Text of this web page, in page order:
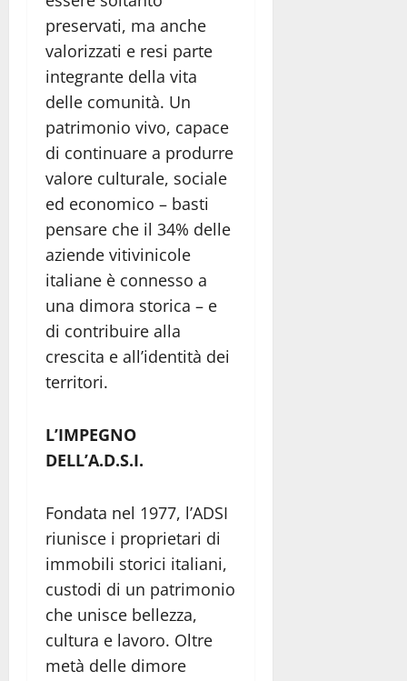
preservati, ma anche
valorizzati e resi parte
integrante della vita
delle comunità. Un
patrimonio vivo, capace
di continuare a produrre
valore culturale, sociale
ed economico – basti
pensare che il 34% delle
aziende vitivinicole
italiane è connesso a
una dimora storica – e
di contribuire alla
crescita e all’identità dei
territori.
L’IMPEGNO
DELL’A.D.S.I.
Fondata nel 1977, l’ADSI
riunisce i proprietari di
immobili storici italiani,
custodi di un patrimonio
che unisce bellezza,
cultura e lavoro. Oltre
metà delle dimore